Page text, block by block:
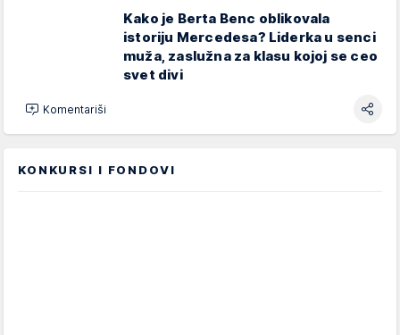
Kako je Berta Benc oblikovala
istoriju Mercedesa? Liderka u senci
muža, zaslužna za klasu kojoj se ceo
svet divi
Komentariši
KONKURSI I FONDOVI